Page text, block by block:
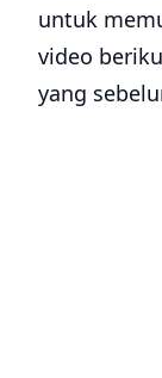
untuk
video
yang